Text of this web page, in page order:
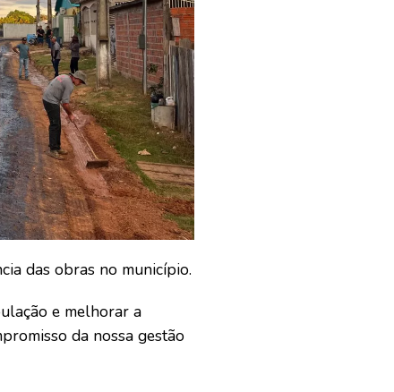
das obras no município.
e melhorar a
da nossa gestão